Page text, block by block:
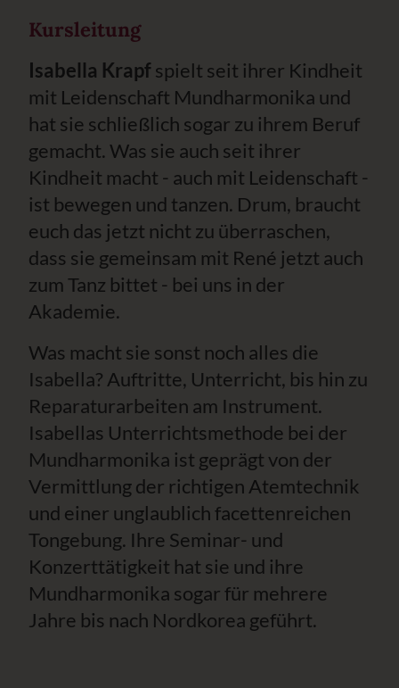
Kursleitung
Isabella Krapf spielt seit ihrer Kindheit
mit Leidenschaft Mundharmonika und
hat sie schließlich sogar zu ihrem Beruf
gemacht. Was sie auch seit ihrer
Kindheit macht - auch mit Leidenschaft -
ist bewegen und tanzen. Drum, braucht
euch das jetzt nicht zu überraschen,
dass sie gemeinsam mit René jetzt auch
zum Tanz bittet - bei uns in der
Akademie.
Was macht sie sonst noch alles die
Isabella? Auftritte, Unterricht, bis hin zu
Reparaturarbeiten am Instrument.
Isabellas Unterrichtsmethode bei der
Mundharmonika ist geprägt von der
Vermittlung der richtigen Atemtechnik
und einer unglaublich facettenreichen
Tongebung. Ihre Seminar- und
Konzerttätigkeit hat sie und ihre
Mundharmonika sogar für mehrere
Jahre bis nach Nordkorea geführt.